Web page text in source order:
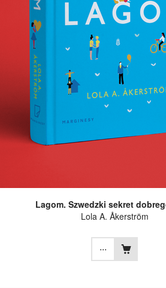
Lagom. Szwedzki sekret
Lola A. Åkerström
...